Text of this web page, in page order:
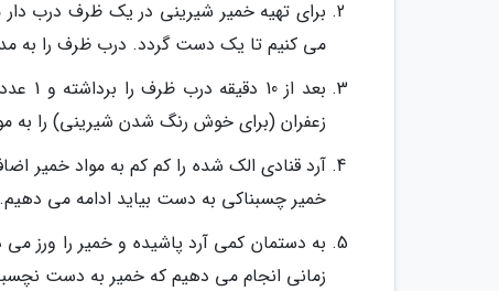
می کنیم تا یک دست گردد. درب ظرف را به مدت 10 دقیقه می بندیم و اجازه می دهیم تا عمل بیاید و
زعفران (برای خوش رنگ شدن شیرینی) را به
آرد قنادی الک شده را کم کم به مواد خمیر
خمیر چسبناکی به دست بیاید ادامه می دهیم.
به دستمان کمی آرد پاشیده و خمیر را ورز
زمانی انجام می دهیم که خمیر به دست